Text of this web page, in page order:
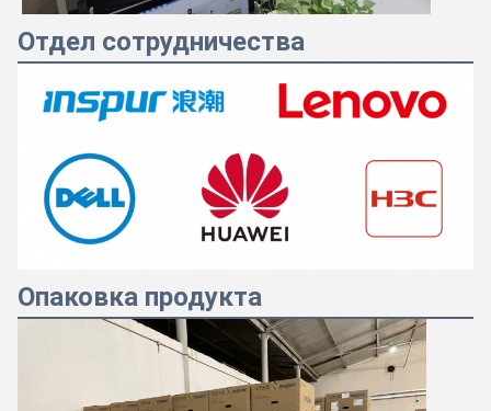
Отдел сотрудничества
Опаковка продукта